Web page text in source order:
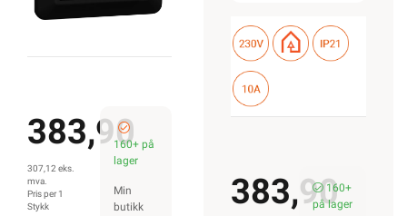
383,90
307,12 eks.
mva.
Pris per 1
Stykk
160+ på
lager
Min
butikk
383,90160+
på lager